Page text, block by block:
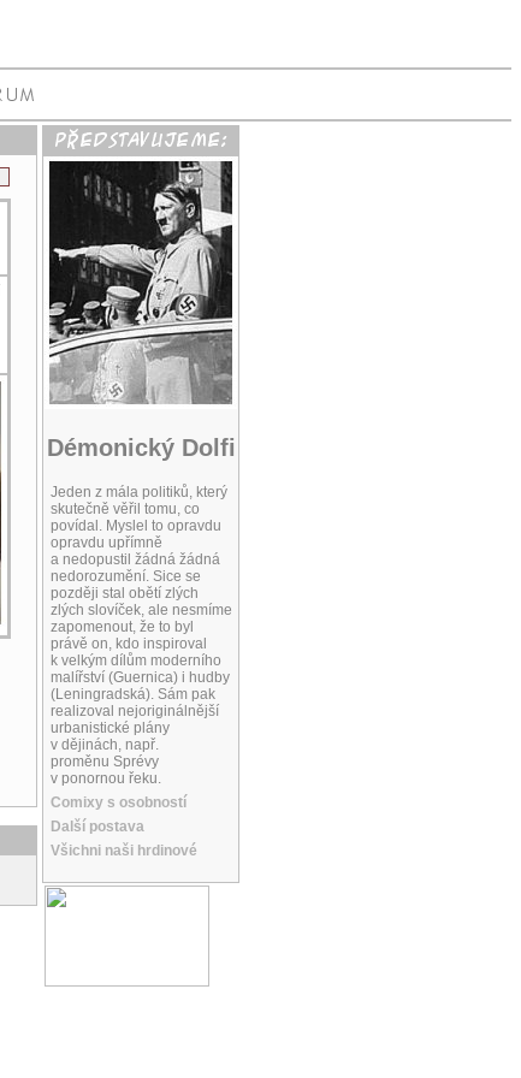
Démonický Dolfi
Jeden z mála politiků, který
skutečně věřil tomu, co
povídal. Myslel to opravdu
opravdu upřímně
a nedopustil žádná žádná
nedorozumění. Sice se
později stal obětí zlých
zlých slovíček, ale nesmíme
zapomenout, že to byl
právě on, kdo inspiroval
k velkým dílům moderního
malířství (Guernica) i hudby
(Leningradská). Sám pak
realizoval nejoriginálnější
urbanistické plány
v dějinách, např.
proměnu Sprévy
v ponornou řeku.
Comixy s osobností
Další postava
Všichni naši hrdinové